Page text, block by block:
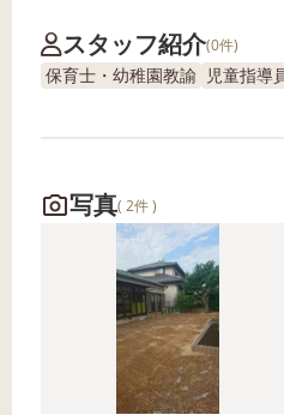
スタッフ紹介(0件)
保育士・幼稚園教諭 児童指導
写真( 2件 )